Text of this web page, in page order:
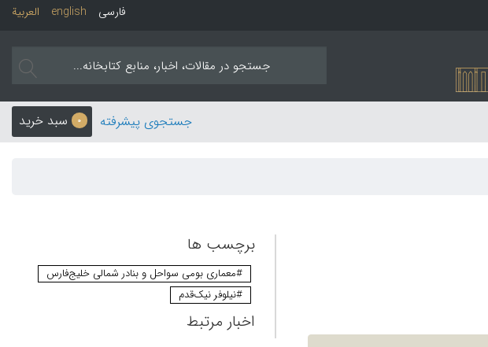
العربیة english فارسی
0 سبد خرید جستجوی پیشرفته
برچسب ها
#معماری بومی سواحل و بنادر شمالی خلیج‌فارس
#نیلوفر نیک‌قدم
اخبار مرتبط